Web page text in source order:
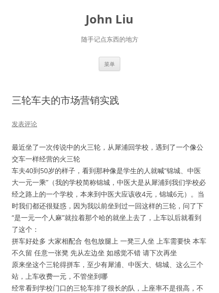
John Liu
随手记点东西的地方
菜单
三轮车夫的市场营销实践
发表评论
最近坐了一次传说中的火三轮，从犀浦回学校，遇到了一个像公
交车一样经营的火三轮
车夫40到50岁的样子，看到那种像是学生的人就喊“锦城、中医
大一元一乘”（我的学校简称锦城，中医大是从犀浦到我们学校必
经之路上的一个学校，本来到中医大应该收4元，锦城6元）。当
时我们都还很疑惑，因为我以前坐到过一回这样的三轮，问了下
“是一元一个人麻”就拉着那个哈的就坐上去了，上车以后就看到
了这个：
拼车好处多 大家相配合 包包放腿上 一凳三人坐 上车需要快 本车
不久留 任意一张凳 先从左边坐 如感觉不错 请下次再坐
原来坐这个三轮得拼车，至少有犀浦、中医大、锦城、这么三个
站，上车收费一元，不管坐到哪
经常看到学校门口的三轮车排了很长的队，上座率不是很高，不